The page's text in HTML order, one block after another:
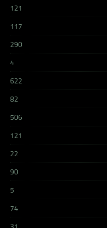
121
117
290
4
622
82
506
121
22
90
5
74